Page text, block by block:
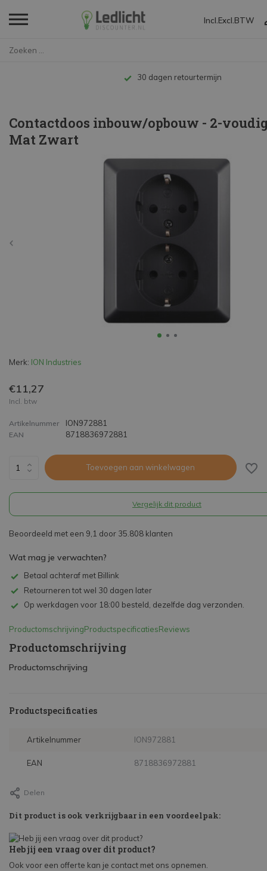
Incl. Excl. BTW
30 dagen retourtermijn
Contactdoos inbouw/opbouw - 2-
Mat Zwart
Merk: ION Industries
€11,27
Incl. btw
Artikelnummer ION972881
EAN 8718836972881
Toevoegen aan winkelwagen
Vergelijk dit product
Beoordeeld met een 9,1 door 35.808 klanten
Wat mag je verwachten?
Betaal achteraf met Billink
Retourneren tot wel 30 dagen later
Op werkdagen voor 18:00 besteld, dezelfde dag verzonden.
ProductomschrijvingProductspecificatiesReviews
Productomschrijving
Productomschrijving
Productspecificaties
Artikelnummer ION972881
EAN 8718836972881
Delen
Dit product is ook verkrijgbaar in een voordeelpak:
Heb jij een vraag over dit product?
Ook voor een offerte kan je contact met ons opnemen.